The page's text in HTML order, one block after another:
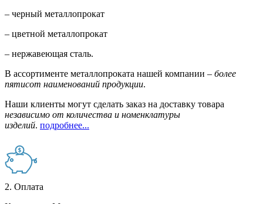
– черный металлопрокат
– цветной металлопрокат
– нержавеющая сталь.
В ассортименте металлопроката нашей компании – более
пятисот наименований продукции.
Наши клиенты могут сделать заказ на доставку товара
независимо от количества и номенклатуры
изделий. подробнее...
2. Оплата